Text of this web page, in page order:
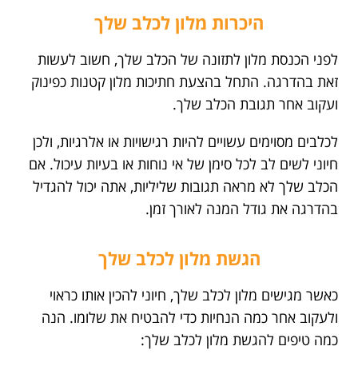
היכרות מלון לכלב שלך
לפני הכנסת מלון לתזונה של הכלב שלך, חשוב לעשות
זאת בהדרגה. התחל בהצעת חתיכות מלון קטנות כפינוק
ועקוב אחר תגובת הכלב שלך.
לכלבים מסוימים עשויים להיות רגישויות או אלרגיות, ולכן
חיוני לשים לב לכל סימן של אי נוחות או בעיות עיכול. אם
הכלב שלך לא מראה תגובות שליליות, אתה יכול להגדיל
בהדרגה את גודל המנה לאורך זמן.
הגשת מלון לכלב שלך
כאשר מגישים מלון לכלב שלך, חיוני להכין אותו כראוי
ולעקוב אחר כמה הנחיות כדי להבטיח את שלומו. הנה
כמה טיפים להגשת מלון לכלב שלך: